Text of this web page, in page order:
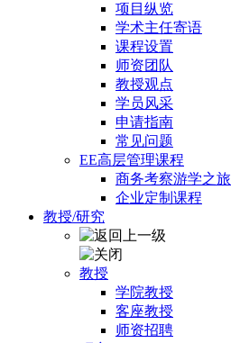
项目纵览
学术主任寄语
课程设置
师资团队
教授观点
学员风采
申请指南
常见问题
EE高层管理课程
商务考察游学之旅
企业定制课程
教授/研究
教授
学院教授
客座教授
师资招聘